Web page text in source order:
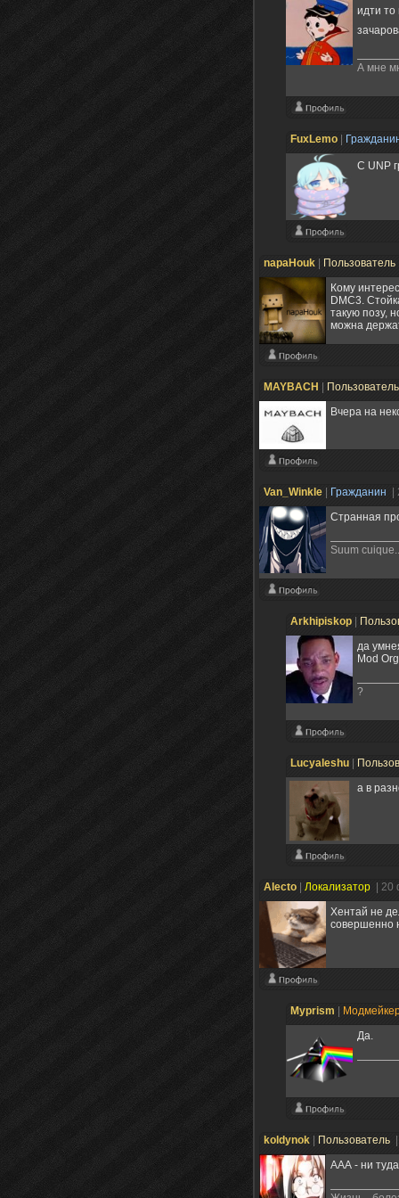
идти то
А мне
FuxLemo
С UNP
napaHouk Пользователь
Кому
DMC3.
такую позу,
можна
MAYBACH
Вчера на
Van_Winkle Гражданин
Странная
Suum
Arkhipiskop
да
Mod
?
Lucyaleshu
а в
Alecto Локализатор
|
Хентай не
совершенно
Myprism
Да.
koldynok Пользователь
ААА - ни